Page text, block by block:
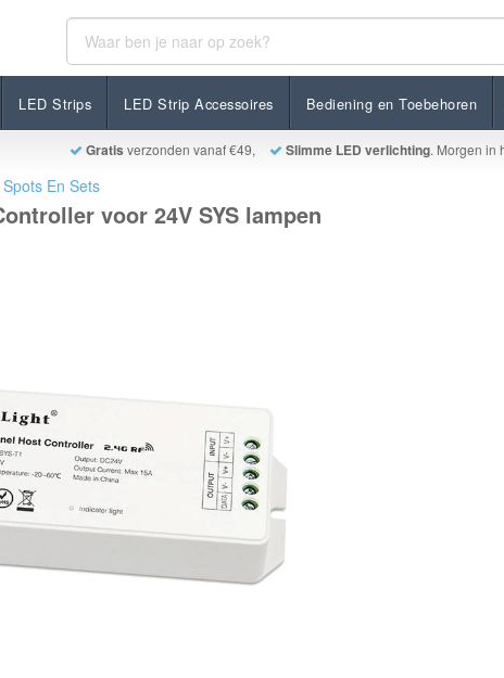
LED Strips LED Strip Accessoires Bediening en Toebehoren
Gratis verzonden vanaf €49, Slimme LED verlichting. Morgen in
voor 24V SYS lampen
En Sets
voor 24V SYS lampen